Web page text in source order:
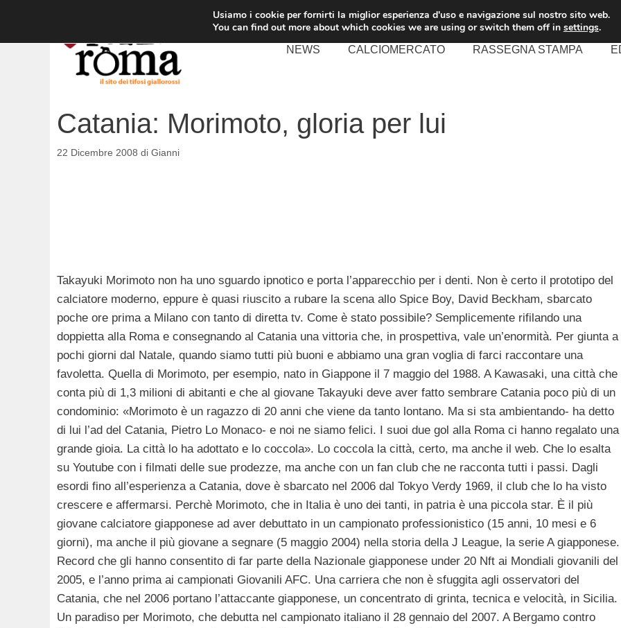
contenuto
NEWS CALCIOMERCATO RASSEGNA STAMPA
Catania: Morimoto, gloria per lui
22 Dicembre 2008 di Gianni
Takayuki Morimoto non ha uno sguardo ipnotico e porta l’apparecchio per i denti. Non è certo il prototipo del
calciatore moderno, eppure è quasi riuscito a rubare la scena allo Spice Boy, David Beckham, sbarcato
poche ore prima a Milano con tanto di diretta tv. Come è stato possibile? Semplicemente rifilando una
doppietta alla Roma e consegnando al Catania una vittoria che, in prospettiva, vale un’enormità. Per giunta a
pochi giorni dal Natale, quando siamo tutti più buoni e abbiamo una gran voglia di farci raccontare una
favoletta. Quella di Morimoto, per esempio, nato in Giappone il 7 maggio del 1988. A Kawasaki, una città che
conta più di 1,3 milioni di abitanti e che al giovane Takayuki deve aver fatto sembrare Catania poco più di un
condominio: «Morimoto è un ragazzo di 20 anni che viene da tanto lontano. Ma si sta ambientando- ha detto
di lui l’ad del Catania, Pietro Lo Monaco- e noi ne siamo felici. I suoi due gol alla Roma ci hanno regalato una
grande gioia. La città lo ha adottato e lo coccola». Lo coccola la città, certo, ma anche il web. Che lo esalta
su Youtube con i filmati delle sue prodezze, ma anche con un fan club che ne racconta tutti i passi. Dagli
esordi fino all’esperienza a Catania, dove è sbarcato nel 2006 dal Tokyo Verdy 1969, il club che lo ha visto
crescere e affermarsi. Perchè Morimoto, che in Italia è uno dei tanti, in patria è una piccola star. È il più
giovane calciatore giapponese ad aver debuttato in un campionato professionistico (15 anni, 10 mesi e 6
giorni), ma anche il più giovane a segnare (5 maggio 2004) nella storia della J League, la serie A giapponese.
Record che gli hanno consentito di far parte della Nazionale giapponese under 20 Nft ai Mondiali giovanili del
2005, e l’anno prima ai campionati Giovanili AFC. Una carriera che non è sfuggita agli osservatori del
Catania, che nel 2006 portano l’attaccante giapponese, un concentrato di grinta, tecnica e velocità, in Sicilia.
Un paradiso per Morimoto, che debutta nel campionato italiano il 28 gennaio del 2007. A Bergamo contro
Usiamo i cookie per fornirti la miglior esperienza d'uso e navigazione sul nostro sito web.
You can find out more about which cookies we are using or switch them off in settings.